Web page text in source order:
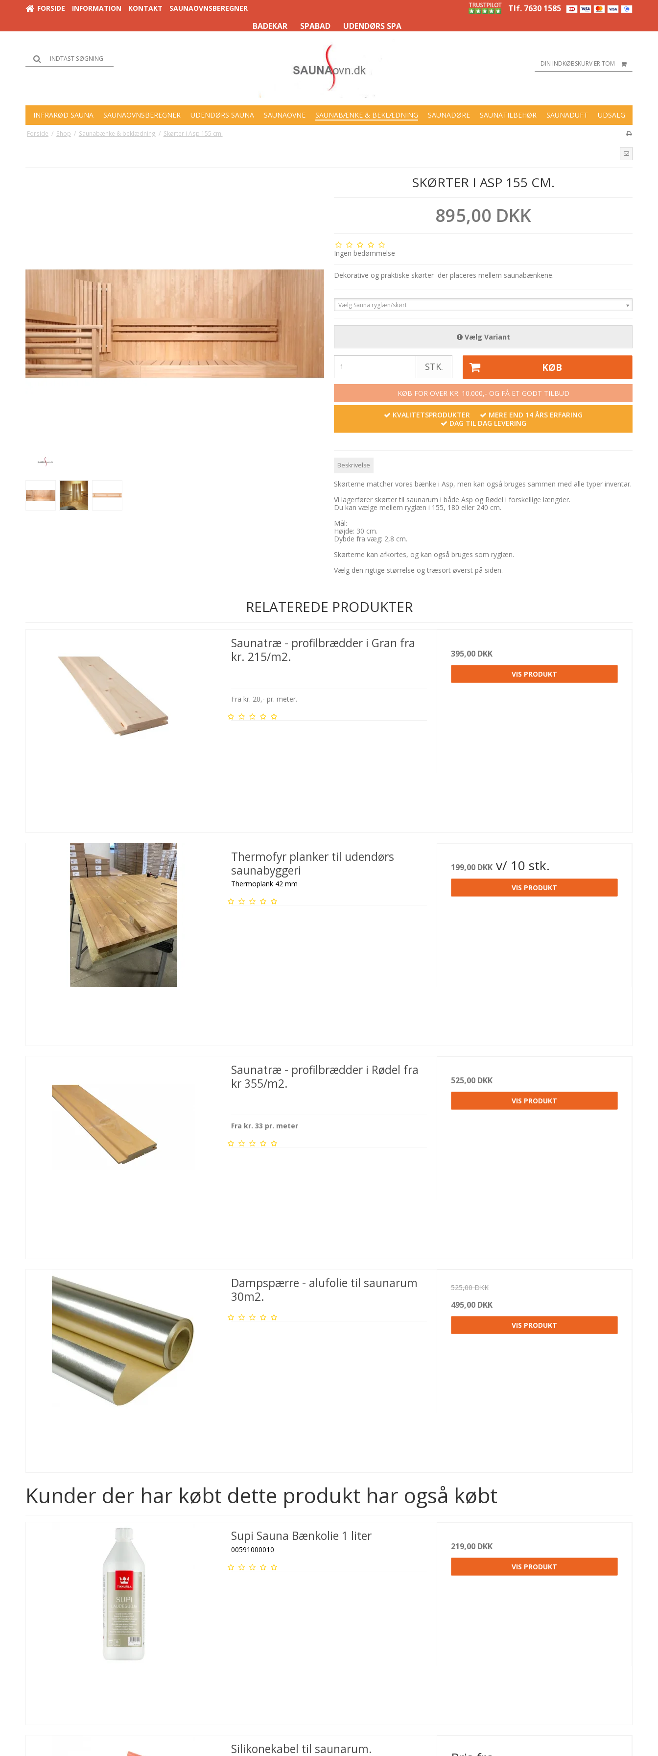
FORSIDE INFORMATION KONTAKT SAUNAOVNSBEREGNER
BADEKAR SPABAD UDENDØRS SPA
Tlf. 7630 1585
DIN INDKØBSKURV ER TOM
INFRARØD SAUNA SAUNAOVNSBEREGNER UDENDØRS SAUNA SAUNAOVNE SAUNABÆNKE & BEKLÆDNING SAUNADØRE SAUNATILBEHØR SAUNADUFT UDSALG
Forside / Shop / Saunabænke & beklædning / Skørter i Asp 155 cm.
SKØRTER I ASP 155 CM.
895,00 DKK
Ingen bedømmelse
Dekorative og praktiske skørter der placeres mellem saunabænkene.
Vælg Sauna ryglæn/skørt
Vælg Variant
STK. KØB
KØB FOR OVER KR. 10.000,- OG FÅ ET GODT TILBUD
KVALITETSPRODUKTER
MERE END 14 ÅRS ERFARING
DAG TIL DAG LEVERING
Beskrivelse
Skørterne matcher vores bænke i Asp, men kan også bruges sammen med alle typer inventar.
Vi lagerfører skørter til saunarum i både Asp og Rødel i forskellige længder.
Du kan vælge mellem ryglæn i 155, 180 eller 240 cm.
Mål:
Højde: 30 cm.
Dybde fra væg: 2,8 cm.
Skørterne kan afkortes, og kan også bruges som ryglæn.
Vælg den rigtige størrelse og træsort øverst på siden.
RELATEREDE PRODUKTER
Saunatræ - profilbrædder i Gran fra
kr. 215/m2.
Fra kr. 20,- pr. meter.
395,00 DKK
VIS PRODUKT
Thermofyr planker til udendørs
saunabyggeri
Thermoplank 42 mm
199,00 DKKv/ 10 stk.
VIS PRODUKT
Saunatræ - profilbrædder i Rødel fra
kr 355/m2.
Fra kr. 33 pr. meter
525,00 DKK
VIS PRODUKT
Dampspærre - alufolie til saunarum
30m2.
525,00 DKK
495,00 DKK
VIS PRODUKT
Kunder der har købt dette produkt har også købt
Supi Sauna Bænkolie 1 liter
00591000010 219,00 DKK
VIS PRODUKT
Silikonekabel til saunarum.